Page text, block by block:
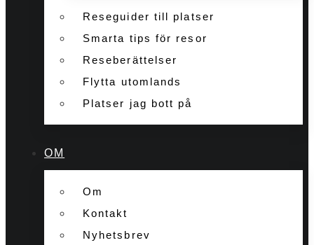
Reseguider till platser
Smarta tips för resor
Reseberättelser
Flytta utomlands
Platser jag bott på
OM
Om
Kontakt
Nyhetsbrev